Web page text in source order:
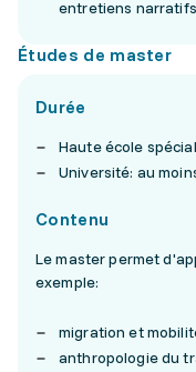
entretiens narratifs
Études de master
Durée
Haute école
Université: au
Contenu
Le master permet
exemple:
migration et
anthropologie du